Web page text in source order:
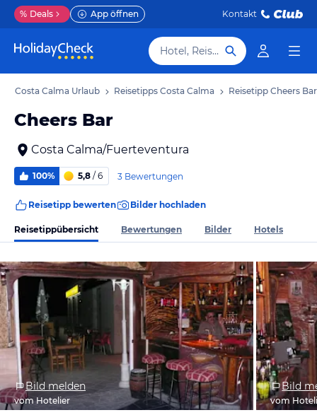
% Deals App öffnen Kontakt
Hotel, Reiseziel
Costa Calma Urlaub Reisetipps Costa Calma Reisetipp Cheers Bar
Cheers Bar
Costa Calma/Fuerteventura
100% 5,8 / 6 3 Bewertungen
Reisetipp bewerten Bilder hochladen
Reisetippübersicht Bewertungen Bilder Hotels
Bild melden
vom Hotelier
Bild
vom